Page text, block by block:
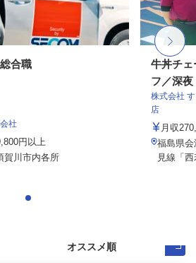
合職
社
円以上
賀川市内各所
牛丼チェ
フ／深夜
株式会社
店
月収
福島県会
見線「